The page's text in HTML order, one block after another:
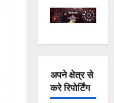
अपने क्षेत्र से
करे रिपोर्टिंग